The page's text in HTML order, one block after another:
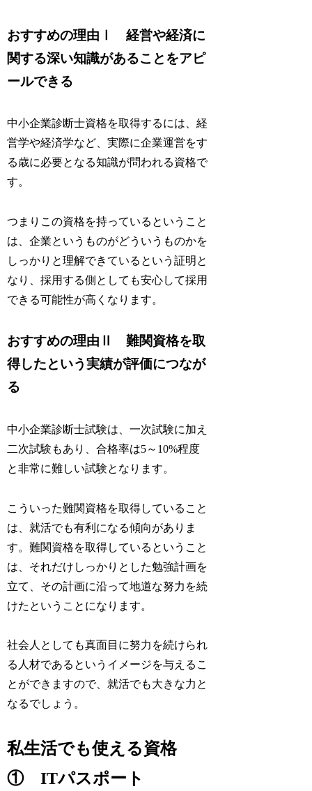
おすすめの理由Ⅰ 経営や経済に
関する深い知識があることをアピ
ールできる
中小企業診断士資格を取得するには、経
営学や経済学など、実際に企業運営をす
る歳に必要となる知識が問われる資格で
す。
つまりこの資格を持っているということ
は、企業というものがどういうものかを
しっかりと理解できているという証明と
なり、採用する側としても安心して採用
できる可能性が高くなります。
おすすめの理由Ⅱ 難関資格を取
得したという実績が評価につなが
る
中小企業診断士試験は、一次試験に加え
二次試験もあり、合格率は5～10%程度
と非常に難しい試験となります。
こういった難関資格を取得していること
は、就活でも有利になる傾向がありま
す。難関資格を取得しているということ
は、それだけしっかりとした勉強計画を
立て、その計画に沿って地道な努力を続
けたということになります。
社会人としても真面目に努力を続けられ
る人材であるというイメージを与えるこ
とができますので、就活でも大きな力と
なるでしょう。
私生活でも使える資格
① ITパスポート